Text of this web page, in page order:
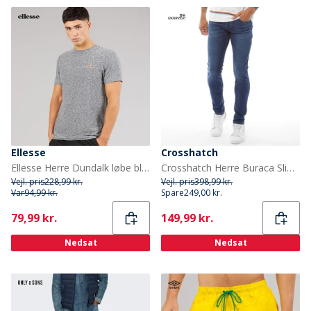
Ellesse
Ellesse Herre Dundalk løbe bluse Light Grey Marl
Vejl. pris228,99 kr.
Var94,99 kr.
Current
79,99 kr.
Nedsat
Crosshatch
Crosshatch Herre Buraca Slim Fit Jeans Stonewash
Vejl. pris398,99 kr.
Spare249,00 kr.
Current
149,99 kr.
Nedsat